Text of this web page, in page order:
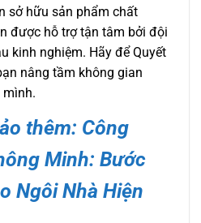
sở hữu sản phẩm chất
được hỗ trợ tận tâm bởi đội
kinh nghiệm. Hãy để Quyết
nâng tầm không gian
mình.
thêm: Công
Minh: Bước
Ngôi Nhà Hiện